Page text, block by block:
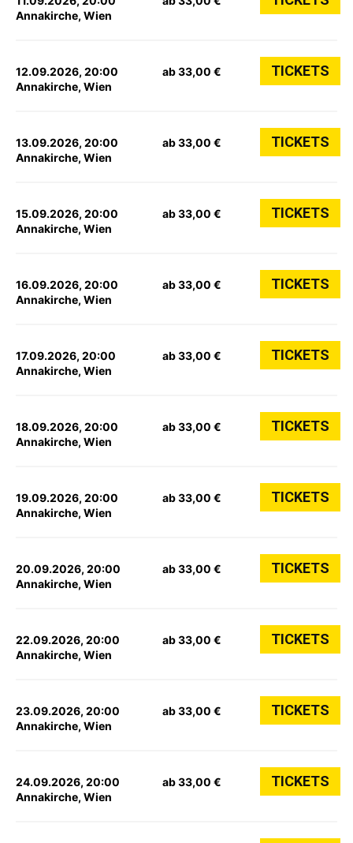
Annakirche, Wien
12.09.2026, 20:00
Annakirche, Wien
ab 33,00 € TICKETS
13.09.2026, 20:00
Annakirche, Wien
ab 33,00 € TICKETS
15.09.2026, 20:00
Annakirche, Wien
ab 33,00 € TICKETS
16.09.2026, 20:00
Annakirche, Wien
ab 33,00 € TICKETS
17.09.2026, 20:00
Annakirche, Wien
ab 33,00 € TICKETS
18.09.2026, 20:00
Annakirche, Wien
ab 33,00 € TICKETS
19.09.2026, 20:00
Annakirche, Wien
ab 33,00 € TICKETS
20.09.2026, 20:00
Annakirche, Wien
ab 33,00 € TICKETS
22.09.2026, 20:00
Annakirche, Wien
ab 33,00 € TICKETS
23.09.2026, 20:00
Annakirche, Wien
ab 33,00 € TICKETS
24.09.2026, 20:00
Annakirche, Wien
ab 33,00 € TICKETS